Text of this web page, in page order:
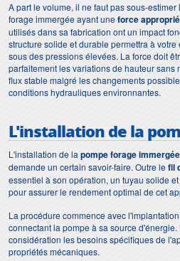
A part le volume, il ne faut pas sous-
forage immergée ayant uneforce
utilisés dans sa fabrication ont un impact
structure solide et durable permettra à
sous des pressions élevées. La force doit
parfaitement les variations de hauteur sans
flux stable malgré les changements
conditions hydrauliques environnantes.
L'installation de la
L'installation de la pompe forage
demande un certain savoir-faire. Outre lefil
essentiel à son opération, un tuyau solide
pour assurer le rendement optimal de cet
La procédure commence avec
connectant la pompe à sa source
considération les besoins spécifiques de
propriétés mécaniques.